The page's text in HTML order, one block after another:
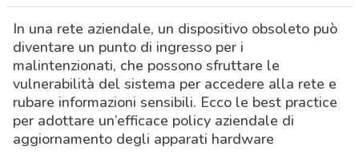
In una rete aziendale, un dispositivo obsoleto può
diventare un punto di ingresso per i
malintenzionati, che possono sfruttare le
vulnerabilità del sistema per accedere alla rete e
rubare informazioni sensibili. Ecco le best practice
per adottare un’efficace policy aziendale di
aggiornamento degli apparati hardware